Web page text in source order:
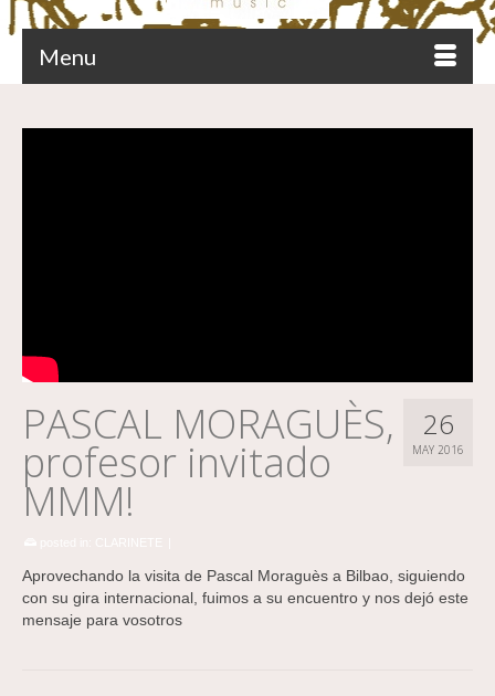
Menu
26
MAY 2016
PASCAL MORAGUÈS,
profesor invitado
MMM!
Aprovechando la visita de Pascal Moraguès a Bilbao, siguiendo
con su gira internacional, fuimos a su encuentro y nos dejó este
mensaje para vosotros